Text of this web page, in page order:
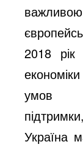
2018 рік
умов
Україна